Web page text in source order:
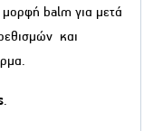
balm για μετά
και
.